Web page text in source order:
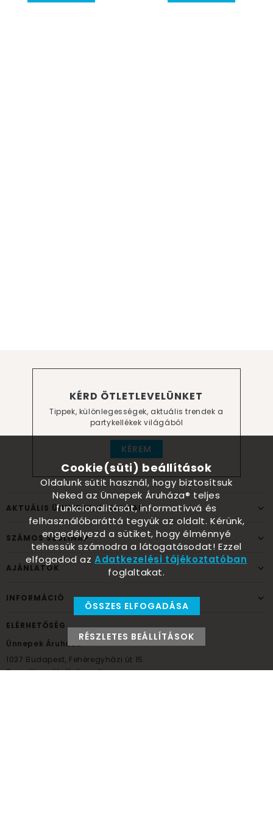
KÉRD ÖTLETLEVELÜNKET
Tippek, különlegességek, aktuális trendek a
partykellékek világából
KÉREM
AKTUÁLIS ÜNNEPEK, ALKALMAK
SZÁMOS SZÜLINAP
AJÁNLATOK
INFORMÁCIÓ
ELÉRHETŐSÉG
Ünnepek Áruháza
1037 Budapest, Fehéregyházi út 15.
Személyes átvételi pont
Cookie(süti) beállítások
Oldalunk sütit használ, hogy biztosítsuk
Neked az Ünnepek Áruháza® teljes
funkcionalitását, informatívvá és
felhasználóbaráttá tegyük az oldalt. Kérünk,
engedélyezd a sütiket, hogy élménnyé
tehessük számodra a látogatásodat! Ezzel
elfogadod azAdatkezelési tájékoztatóban
foglaltakat.
ÖSSZES ELFOGADÁSA
RÉSZLETES BEÁLLÍTÁSOK